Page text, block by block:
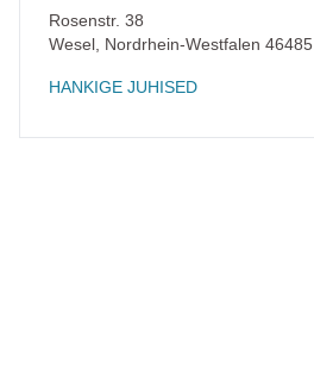
Rosenstr. 38
Wesel Nordrhein-Westfalen 46485
HANKIGE JUHISED